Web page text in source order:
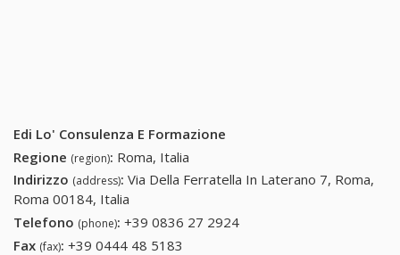
Edi Lo' Consulenza E Formazione
Regione (region): Roma, Italia
Indirizzo (address): Via Della Ferratella In Laterano 7, Roma,
Roma 00184, Italia
Telefono (phone): +39 0836 27 2924
Fax (fax): +39 0444 48 5183